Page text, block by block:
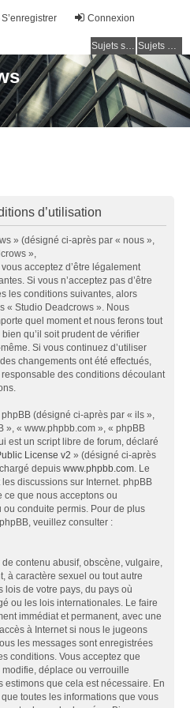
Connexion
S’enregistrer
Sujets sans réponse Sujets actifs
d’utilisation
» (désigné ci-après par « nous »,
»,
acceptez d’être légalement
Si vous n’acceptez pas d’être
les conditions suivantes, alors
« Studio Deadcrows ». Nous
quel moment et nous ferons tout
qu’il soit prudent de vérifier
Si vous continuez d’utiliser
changements ont été effectués,
des conditions découlant
(désigné ci-après par « ils »,
», « www.phpbb.com », « phpBB
est un script libre de forum, déclaré
License v2 » (désigné ci-après
depuis www.phpbb.com. Le
discussions sur Internet. phpBB
ce que nous acceptons ou
ou conduite permis. Pour de plus
veuillez consulter :
contenu abusif, obscène, vulgaire,
à caractère sexuel ou tout autre
lois de votre pays, du pays où
ou les lois internationales. Le faire
immédiat et permanent, avec une
à Internet si nous le jugeons
les messages sont enregistrées
conditions. Vous acceptez que
déplace ou verrouille
estimons que cela est nécessaire. En
toutes les informations que vous